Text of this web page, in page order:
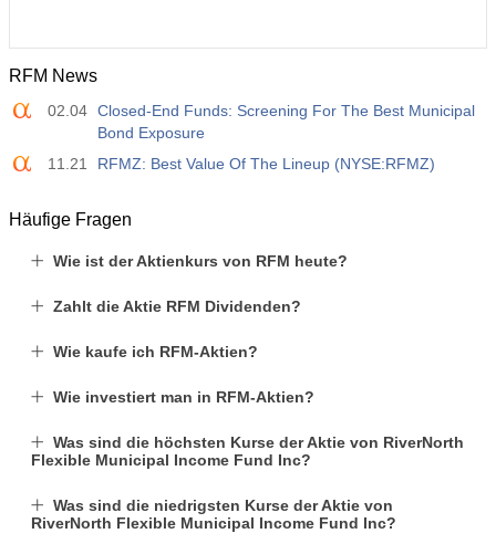
RFM News
02.04 Closed-End Funds: Screening For The Best Municipal
Bond Exposure
11.21
RFMZ: Best Value Of The Lineup (NYSE:RFMZ)
Häufige Fragen
Wie ist der Aktienkurs von RFM heute?
Zahlt die Aktie RFM Dividenden?
Wie kaufe ich RFM-Aktien?
Wie investiert man in RFM-Aktien?
Was sind die höchsten Kurse der Aktie von RiverNorth
Flexible Municipal Income Fund Inc?
Was sind die niedrigsten Kurse der Aktie von
RiverNorth Flexible Municipal Income Fund Inc?